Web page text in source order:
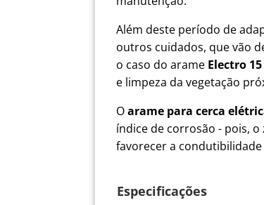
Além deste período de
outros cuidados, que vão
o caso do arame Electro
e limpeza da vegetação
Oarame para cerca
índice de corrosão - pois,
favorecer a
Especificações